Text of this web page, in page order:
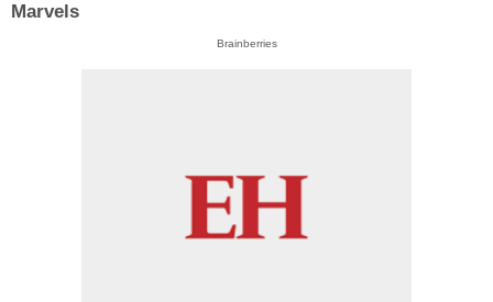
Marvels
Brainberries